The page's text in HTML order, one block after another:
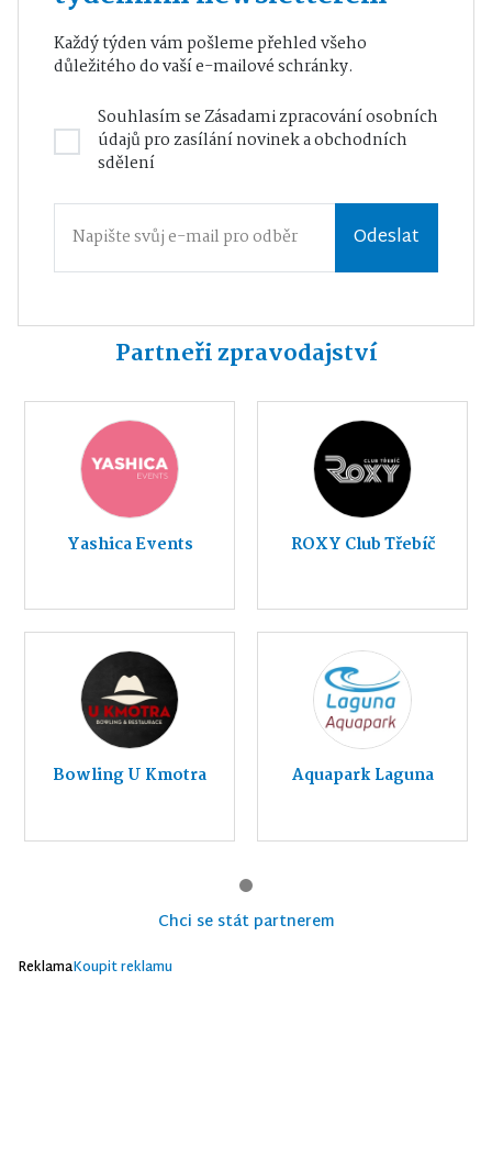
Každý týden vám pošleme přehled všeho
důležitého do vaší e-mailové schránky.
Souhlasím seZásadami zpracování osobních
údajůpro zasílání novinek a obchodních
sdělení
Odeslat
Partneři zpravodajství
Yashica Events ROXY Club Třebíč
Bowling U Kmotra Aquapark Laguna
Chci se stát partnerem
ReklamaKoupit reklamu